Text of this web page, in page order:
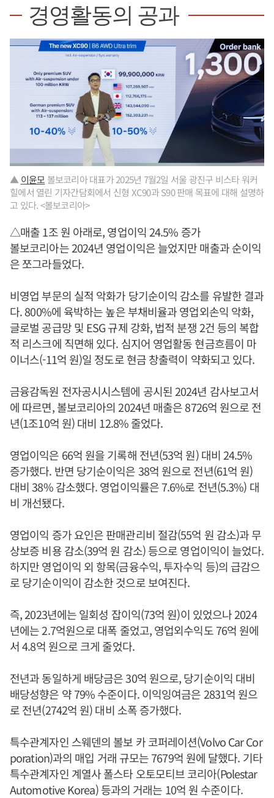
경영활동의 공과
▲ 이윤모 볼보코리아 대표가 2025년 7월2일 서울 광진구 비스타 워커
힐에서 열린 기자간담회에서 신형 XC90과 S90 판매 목표에 대해 설명하
고 있다. <볼보코리아>
△매출 1조 원 아래로, 영업이익 24.5% 증가
볼보코리아는 2024년 영업이익은 늘었지만 매출과 순이익
은 쪼그라들었다.
비영업 부문의 실적 악화가 당기순이익 감소를 유발한 결과
다. 800%에 육박하는 높은 부채비율과 영업외손익 악화,
글로벌 공급망 및 ESG 규제 강화, 법적 분쟁 2건 등의 복합
적 리스크에 직면해 있다. 심지어 영업활동 현금흐름이 마
이너스(-11억 원)일 정도로 현금 창출력이 약화되고 있다.
금융감독원 전자공시시스템에 공시된 2024년 감사보고서
에 따르면, 볼보코리아의 2024년 매출은 8726억 원으로 전
년(1조10억 원) 대비 12.8% 줄었다.
영업이익은 66억 원을 기록해 전년(53억 원) 대비 24.5%
증가했다. 반면 당기순이익은 38억 원으로 전년(61억 원)
대비 38% 감소했다. 영업이익률은 7.6%로 전년(5.3%) 대
비 개선됐다.
영업이익 증가 요인은 판매관리비 절감(55억 원 감소)과 무
상보증 비용 감소(39억 원 감소) 등으로 영업이익이 늘었다.
하지만 영업이익 외 항목(금융수익, 투자수익 등)의 급감으
로 당기순이익이 감소한 것으로 보여진다.
즉, 2023년에는 일회성 잡이익(73억 원)이 있었으나 2024
년에는 2.7억원으로 대폭 줄었고, 영업외수익도 76억 원에
서 4.8억 원으로 크게 줄었다.
전년과 동일하게 배당금은 30억 원으로, 당기순이익 대비
배당성향은 약 79% 수준이다. 이익잉여금은 2831억 원으
로 전년(2742억 원) 대비 소폭 증가했다.
특수관계자인 스웨덴의 볼보 카 코퍼레이션(Volvo Car Cor
poration)과의 매입 거래 규모는 7679억 원에 달했다. 기타
특수관계자인 계열사 폴스타 오토모티브 코리아(Polestar
Automotive Korea) 등과의 거래는 10억 원 수준이다.